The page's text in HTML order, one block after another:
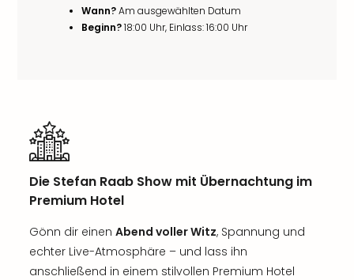
Wann?Am ausgewählten Datum
Beginn?18:00 Uhr, Einlass: 16:00 Uhr
Die Stefan Raab Show mit Übernachtung im
Premium Hotel
Gönn dir einen Abend voller Witz, Spannung und
echter Live-Atmosphäre – und lass ihn
anschließend in einem stilvollen Premium Hotel